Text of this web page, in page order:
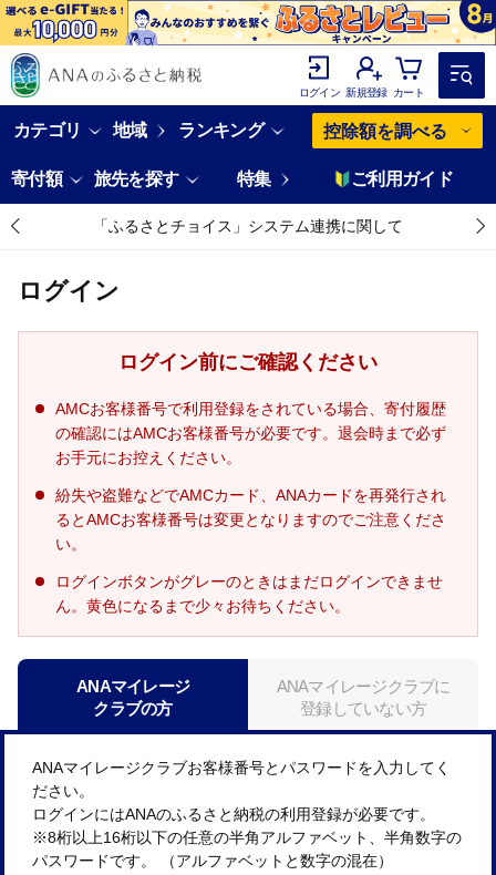
ログイン 新規登録 カート
カテゴリ 地域 ランキング 控除額を調べる
寄付額 旅先を探す 特集 ご利用ガイド
「ふるさとチョイス」システム連携に関して
ログイン
ログイン前にご確認ください
AMCお客様番号で利用登録をされている場合、寄付履歴
の確認にはAMCお客様番号が必要です。退会時まで必ず
お手元にお控えください。
紛失や盗難などでAMCカード、ANAカードを再発行され
るとAMCお客様番号は変更となりますのでご注意くださ
い。
ログインボタンがグレーのときはまだログインできませ
ん。黄色になるまで少々お待ちください。
ANAマイレージ
クラブの方
ANAマイレージクラブに
登録していない方
ANAマイレージクラブお客様番号とパスワードを入力してく
ださい。
ログインにはANAのふるさと納税の利用登録が必要です。
※8桁以上16桁以下の任意の半角アルファベット、半角数字の
パスワードです。 （アルファベットと数字の混在）